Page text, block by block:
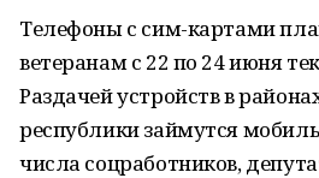
Телефоны с сим-картами
ветеранам с 22 по 24 июня
Раздачей устройств в
республики займутся
числа соцработников,